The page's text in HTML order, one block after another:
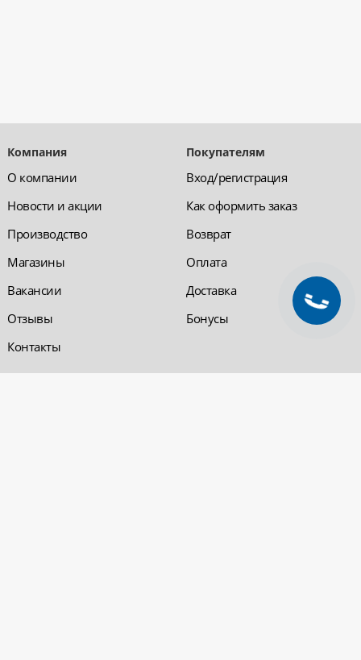
Компания
О компании
Новости и акции
Производство
Магазины
Вакансии
Отзывы
Контакты
Покупателям
Вход/регистрация
Как оформить заказ
Возврат
Оплата
Доставка
Бонусы
Обратная связь Компания «220 ВСЯ